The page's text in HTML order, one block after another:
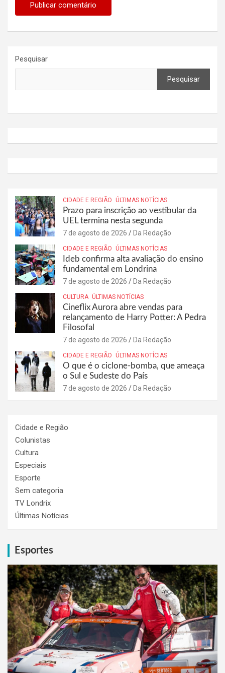
Pesquisar
Pesquisar
CIDADE E REGIÃO ÚLTIMAS NOTÍCIAS
Prazo para inscrição ao vestibular da
UEL termina nesta segunda
7 de agosto de 2026 Da Redação
CIDADE E REGIÃO ÚLTIMAS NOTÍCIAS
Ideb confirma alta avaliação do ensino
fundamental em Londrina
7 de agosto de 2026 Da Redação
CULTURA ÚLTIMAS NOTÍCIAS
Cineflix Aurora abre vendas para
relançamento de Harry Potter: A Pedra
Filosofal
7 de agosto de 2026 Da Redação
CIDADE E REGIÃO ÚLTIMAS NOTÍCIAS
O que é o ciclone-bomba, que ameaça
o Sul e Sudeste do País
7 de agosto de 2026 Da Redação
Cidade e Região
Colunistas
Cultura
Especiais
Esporte
Sem categoria
TV Londrix
Últimas Notícias
Esportes